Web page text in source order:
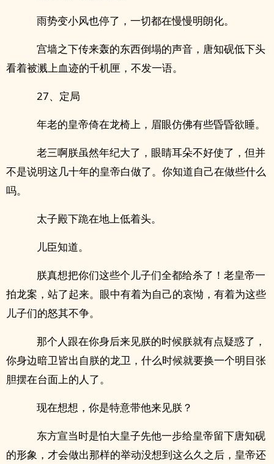
雨势变小风也停了，一切都在慢慢明朗化。
宫墙之下传来轰的东西倒塌的声音，唐知砚低下头
看着被溅上血迹的千机匣，不发一语。
27、定局
年老的皇帝倚在龙椅上，眉眼仿佛有些昏昏欲睡。
老三啊朕虽然年纪大了，眼睛耳朵不好使了，但并
不是说明这几十年的皇帝白做了。你知道自己在做些什么
吗。
太子殿下跪在地上低着头。
儿臣知道。
朕真想把你们这些个儿子们全都给杀了！老皇帝一
拍龙案，站了起来。眼中有着为自己的哀怮，有着为这些
儿子们的怒其不争。
那个人跟在你身后来见朕的时候朕就有点疑惑了，
你身边暗卫皆出自朕的龙卫，什么时候就要换一个明目张
胆摆在台面上的人了。
现在想想，你是特意带他来见朕？
东方宣当时是怕大皇子先他一步给皇帝留下唐知砚
的形象，才会做出那样的举动没想到这么久之后，皇帝还